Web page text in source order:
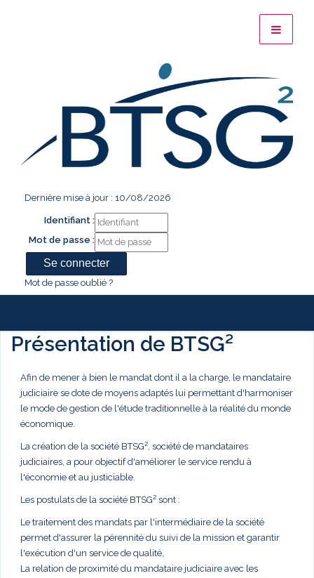
Dernière mise à jour : 10/08/2026
Identifiant :
Mot de passe :
Mot de passe oublié ?
Présentation de BTSG²
Afin de mener à bien le mandat dont il a la charge, le mandataire
judiciaire se dote de moyens adaptés lui permettant d'harmoniser
le mode de gestion de l'étude traditionnelle à la réalité du monde
économique.
La création de la société BTSG², société de mandataires
judiciaires, a pour objectif d'améliorer le service rendu à
l'économie et au justiciable.
Les postulats de la société BTSG² sont :
Le traitement des mandats par l'intermédiaire de la société
permet d'assurer la pérennité du suivi de la mission et garantir
l'exécution d'un service de qualité,
La relation de proximité du mandataire judiciaire avec les